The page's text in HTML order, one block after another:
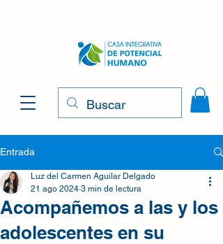
Entrada
Acompañemos a las y los
adolescentes en su
Luz del Carmen Aguilar Delgado
21 ago 2024 3 min de lectura